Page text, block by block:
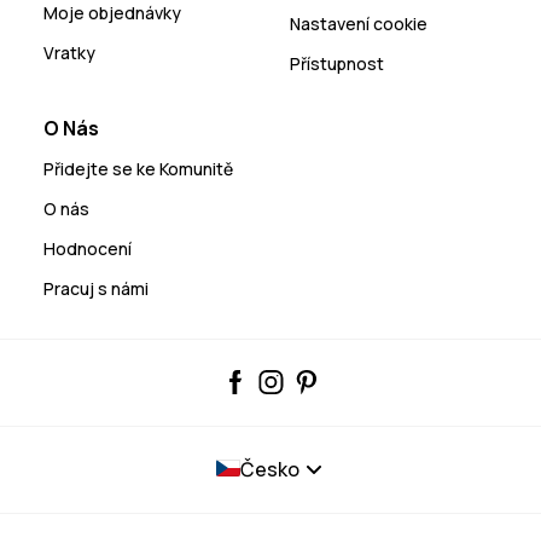
Moje objednávky
Vratky
Nastavení cookie
Přístupnost
O Nás
Přidejte se ke Komunitě
O nás
Hodnocení
Pracuj s námi
Česko